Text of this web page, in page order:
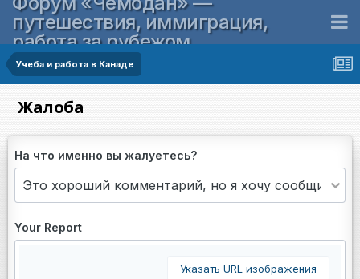
путешествия, иммиграция,
работа за рубежом
Учеба и работа в Канаде
Жалоба
На что именно вы жалуетесь?
Your Report
Указать URL изображения